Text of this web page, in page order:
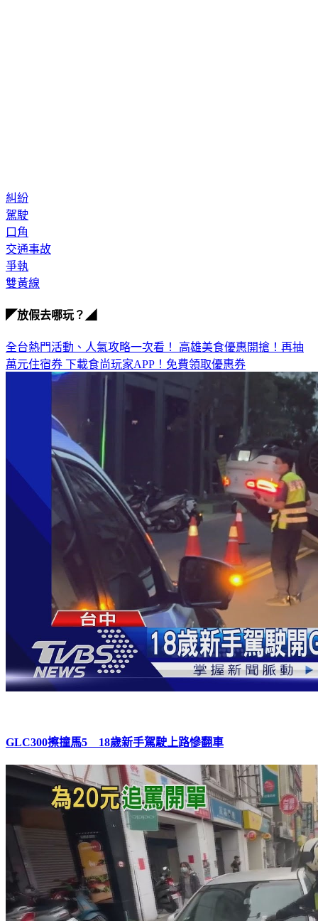
糾紛
駕駛
口角
交通事故
爭執
雙黃線
◤放假去哪玩？◢
全台熱門活動、人氣攻略一次看！ 高雄美食優惠開搶！再抽
萬元住宿券 下載食尚玩家APP！免費領取優惠券
GLC300擦撞馬5 18歲新手駕駛上路慘翻車